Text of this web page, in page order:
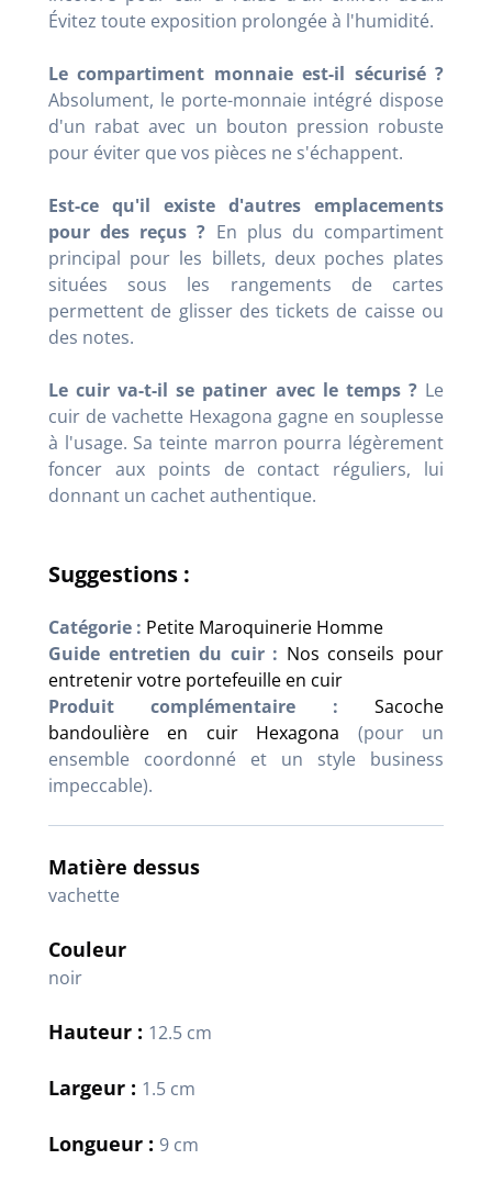
Évitez toute exposition prolongée à l'humidité.
Le compartiment monnaie est-il sécurisé ?
Absolument, le porte-monnaie intégré dispose
d'un rabat avec un bouton pression robuste
pour éviter que vos pièces ne s'échappent.
Est-ce qu'il existe d'autres emplacements
pour des reçus ? En plus du compartiment
principal pour les billets, deux poches plates
situées sous les rangements de cartes
permettent de glisser des tickets de caisse ou
des notes.
Le cuir va-t-il se patiner avec le temps ?Le
cuir de vachette Hexagona gagne en souplesse
à l'usage. Sa teinte marron pourra légèrement
foncer aux points de contact réguliers, lui
donnant un cachet authentique.
Suggestions :
Catégorie : Petite Maroquinerie Homme
Guide entretien du cuir : Nos conseils pour
entretenir votre portefeuille en cuir
Produit complémentaire :
Sacoche
bandoulière en cuir Hexagona (pour un
ensemble coordonné et un style business
impeccable).
Matière dessus
vachette
Couleur
noir
Hauteur : 12.5 cm
Largeur : 1.5 cm
Longueur : 9 cm